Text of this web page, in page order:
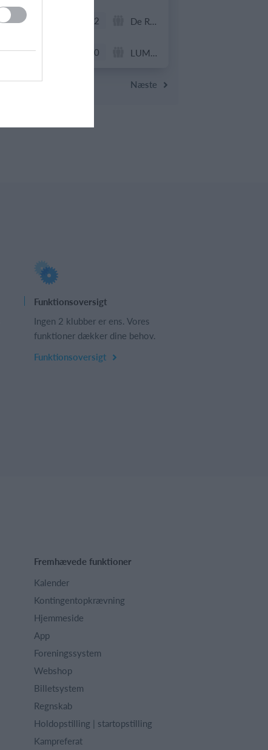
2 De Røde Djævle
0 LUMBY IF
Næste
Funktionsoversigt
Ingen 2 klubber er ens. Vores
funktioner dækker dine behov.
Funktionsoversigt
Fremhævede funktioner
Kalender
Kontingentopkrævning
Hjemmeside
App
Foreningssystem
Webshop
Billetsystem
Regnskab
Holdopstilling | startopstilling
Kampreferat